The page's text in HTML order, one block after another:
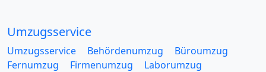
Umzugsservice
Umzugsservice Behördenumzug
Büroumzug
Fernumzug
Firmenumzug
Laborumzug